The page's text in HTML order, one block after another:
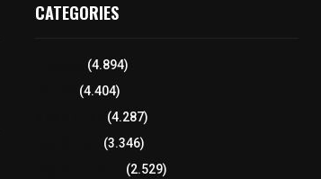
CATEGORIES
(4.894)
(4.404)
(4.287)
(3.346)
(2.529)